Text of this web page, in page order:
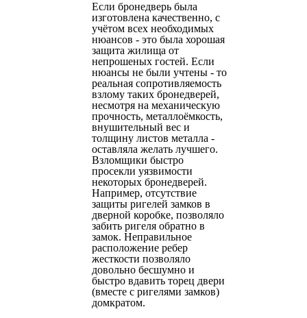
Если бронедверь была
изготовлена качественно, с
учётом всех необходимых
нюансов - это была хорошая
защита жилища от
непрошеных гостей. Если
нюансы не были учтены - то
реальная сопротивляемость
взлому таких бронедверей,
несмотря на механическую
прочность, металлоёмкость,
внушительный вес и
толщину листов металла -
оставляла желать лучшего.
Взломщики быстро
просекли уязвимости
некоторых бронедверей.
Например, отсутствие
защиты ригелей замков в
дверной коробке, позволяло
забить ригеля обратно в
замок. Неправильное
расположение ребер
жесткости позволяло
довольно бесшумно и
быстро вдавить торец двери
(вместе с ригелями замков)
домкратом.